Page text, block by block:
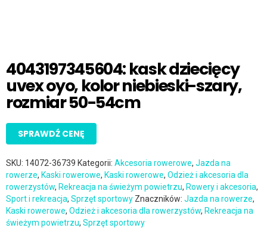
4043197345604: kask dziecięcy
uvex oyo, kolor niebieski-szary,
rozmiar 50-54cm
SPRAWDŹ CENĘ
SKU: 14072-36739 Kategorii: Akcesoria rowerowe, Jazda na
rowerze, Kaski rowerowe, Kaski rowerowe, Odzież i akcesoria dla
rowerzystów, Rekreacja na świeżym powietrzu, Rowery i akcesoria,
Sport i rekreacja, Sprzęt sportowy Znaczników: Jazda na rowerze,
Kaski rowerowe, Odzież i akcesoria dla rowerzystów, Rekreacja na
świeżym powietrzu, Sprzęt sportowy